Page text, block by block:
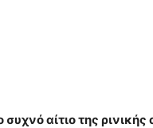
συχνό αίτιο της